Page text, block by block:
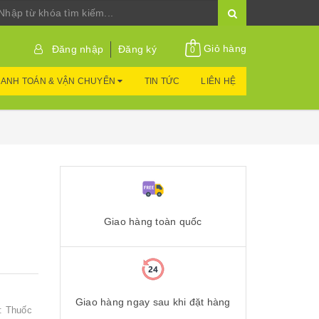
Đăng nhập Đăng ký 0 Giỏ hàng
TOÁN & VẬN CHUYỂN TIN TỨC LIÊN HỆ
Thuốc
Giao hàng toàn quốc
Giao hàng ngay sau khi đặt hàng